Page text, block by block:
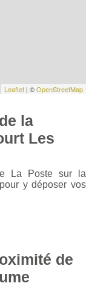
Leaflet | ©OpenStreetMap
la
Les
La Poste sur la
y déposer vos
de